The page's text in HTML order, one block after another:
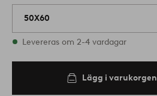
50X60
I lager
Levereras om 2-4 vardagar
Lägg i varukorgen